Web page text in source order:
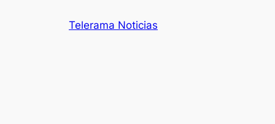
Telerama Noticias